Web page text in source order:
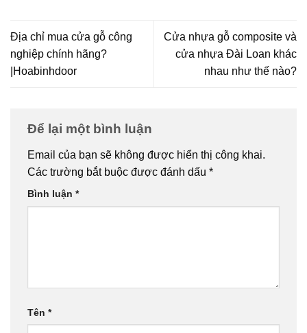
Địa chỉ mua cửa gỗ công
nghiệp chính hãng?
|Hoabinhdoor
Cửa nhựa gỗ composite và
cửa nhựa Đài Loan khác
nhau như thế nào?
Để lại một bình luận
Email của bạn sẽ không được hiển thị công khai.
Các trường bắt buộc được đánh dấu *
Bình luận *
Tên *